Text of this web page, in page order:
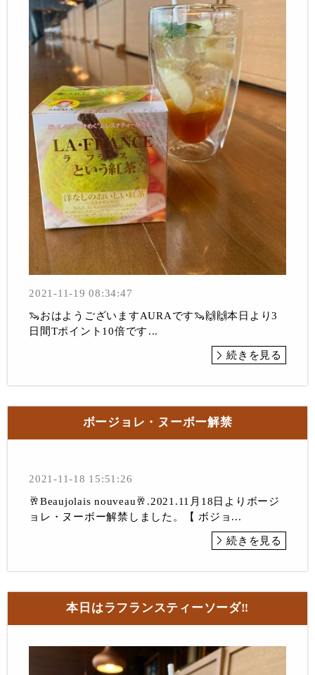
2021-11-19 08:34:47
🦦おはようございますAURAです🦦🙌🙌本日より3
日間Tポイント10倍です...
続きを見る
ボージョレ・ヌーボー解禁
2021-11-18 15:51:26
🥂Beaujolais nouveau🥂.2021.11月18日よりボージ
ョレ・ヌーボー解禁しました。【 ボジョ...
続きを見る
本日はラフランスティーソーダ‼︎